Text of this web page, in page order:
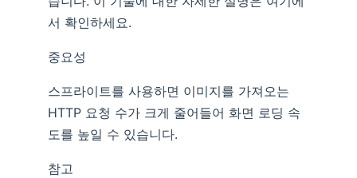
서 확인하세요.
중요성
스프라이트를 사용하면 이미지를 가져오는
HTTP 요청 수가 크게 줄어들어 화면 로딩 속
도를 높일 수 있습니다.
참고